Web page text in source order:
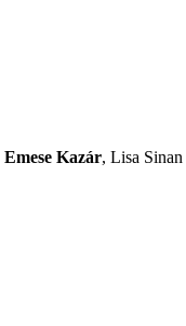
Emese Kazár, Lisa